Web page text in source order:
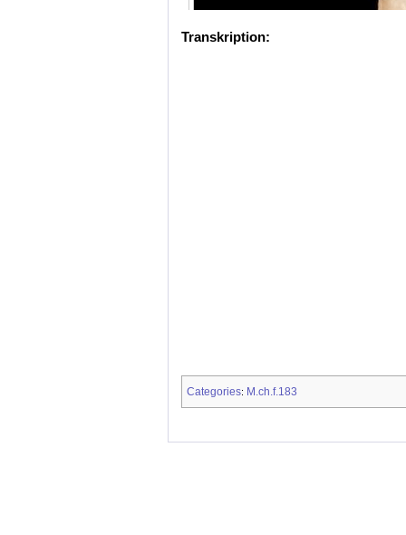
Transkription:
Categories: M.ch.f.183